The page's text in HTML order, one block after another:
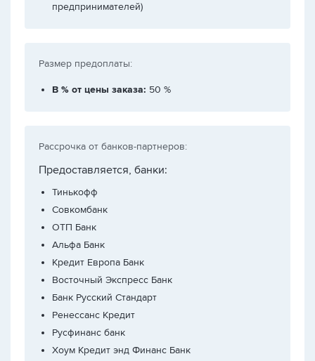
предпринимателей)
Размер предоплаты:
В % от цены заказа: 50 %
Рассрочка от банков-партнеров:
Предоставляется, банки:
Тинькофф
Совкомбанк
ОТП Банк
Альфа Банк
Кредит Европа Банк
Восточный Экспресс Банк
Банк Русский Стандарт
Ренессанс Кредит
Русфинанс банк
Хоум Кредит энд Финанс Банк